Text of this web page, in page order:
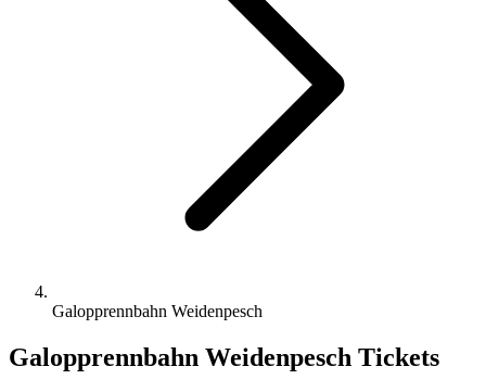
Galopprennbahn Weidenpesch
Galopprennbahn Weidenpesch Tickets